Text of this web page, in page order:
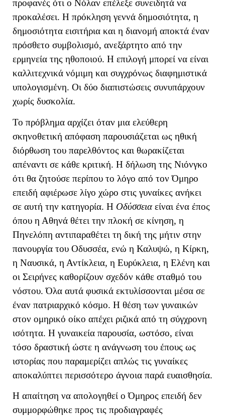
προφανές ότι ο Νόλαν επέλεξε συνειδητά να
προκαλέσει. Η πρόκληση γεννά δημοσιότητα, η
δημοσιότητα εισιτήρια και η διανομή αποκτά έναν
πρόσθετο συμβολισμό, ανεξάρτητο από την
ερμηνεία της ηθοποιού. Η επιλογή μπορεί να είναι
καλλιτεχνικά νόμιμη και συγχρόνως διαφημιστικά
υπολογισμένη. Οι δύο διαπιστώσεις συνυπάρχουν
χωρίς δυσκολία.
Το πρόβλημα αρχίζει όταν μια ελεύθερη
σκηνοθετική απόφαση παρουσιάζεται ως ηθική
διόρθωση του παρελθόντος και θωρακίζεται
απέναντι σε κάθε κριτική. Η δήλωση της Νιόνγκο
ότι θα ζητούσε περίπου το λόγο από τον Όμηρο
επειδή αφιέρωσε λίγο χώρο στις γυναίκες ανήκει
σε αυτή την κατηγορία. Η Οδύσσειαείναι ένα έπος
όπου η Αθηνά θέτει την πλοκή σε κίνηση, η
Πηνελόπη αντιπαραθέτει τη δική της μήτιν στην
πανουργία του Οδυσσέα, ενώ η Καλυψώ, η Κίρκη,
η Ναυσικά, η Αντίκλεια, η Ευρύκλεια, η Ελένη και
οι Σειρήνες καθορίζουν σχεδόν κάθε σταθμό του
νόστου. Όλα αυτά φυσικά εκτυλίσσονται μέσα σε
έναν πατριαρχικό κόσμο. Η θέση των γυναικών
στον ομηρικό οίκο απέχει ριζικά από τη σύγχρονη
ισότητα. Η γυναικεία παρουσία, ωστόσο, είναι
τόσο δραστική ώστε η ανάγνωση του έπους ως
ιστορίας που παραμερίζει απλώς τις γυναίκες
αποκαλύπτει περισσότερο άγνοια παρά ευαισθησία.
Η απαίτηση να απολογηθεί ο Όμηρος επειδή δεν
συμμορφώθηκε προς τις προδιαγραφές